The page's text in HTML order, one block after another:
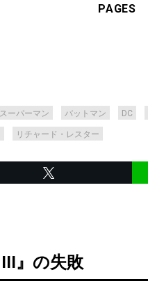
PAGES
スーパーマン バットマン DC
リチャード・レスター
』の失敗